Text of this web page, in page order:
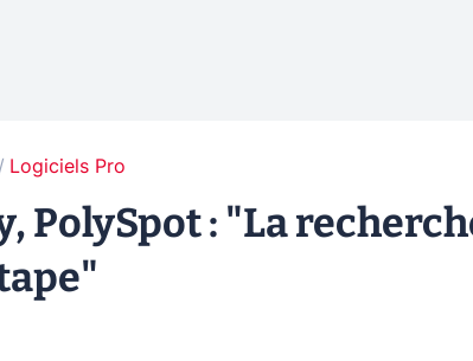
Logiciels Pro
PolySpot : "La